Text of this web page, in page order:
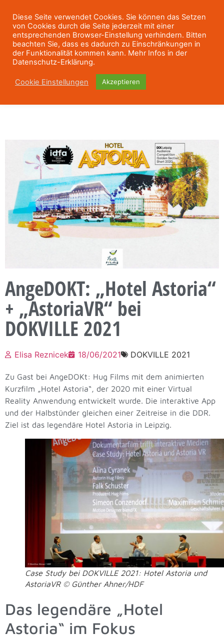
AngeDOKT: „Hotel Astoria“
+ „AstoriaVR“ bei
DOKVILLE 2021
Elisa Reznicek 18/06/2021 DOKVILLE 2021
Zu Gast bei AngeDOKt: Hug Films mit dem animierten
Kurzfilm „Hotel Astoria“, der 2020 mit einer Virtual
Reality Anwendung entwickelt wurde. Die interaktive App
und der Halbstünder gleichen einer Zeitreise in die DDR.
Ziel ist das legendäre Hotel Astoria in Leipzig.
Case Study bei DOKVILLE 2021: Hotel Astoria und
AstoriaVR © Günther Ahner/HDF
Das legendäre „Hotel
Astoria“ im Fokus
Diese Seite verwendet Cookies. Sie können das Setzen
von Cookies durch die Seite jederzeit mit einer
entsprechenden Browser-Einstellung verhindern. Bitten
beachten Sie, dass es dadurch zu Einschränkungen in
der Funktionalität kommen kann. Mehr Infos in der
Datenschutz-Erklärung.
Cookie Einstellungen Akzeptieren